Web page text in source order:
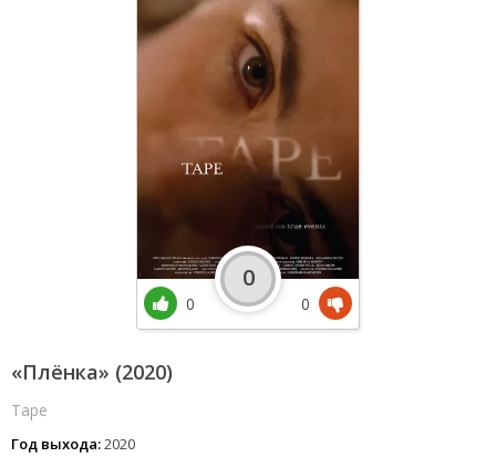
«Плёнка» (2020)
Tape
Год выхода:2020
0
0
0